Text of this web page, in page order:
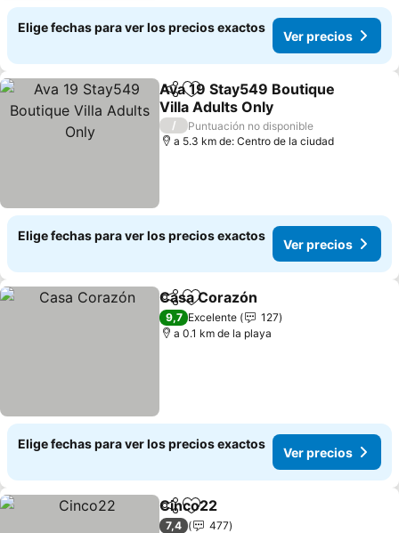
Elige fechas para ver los precios exactos
Ver precios
CompartirAgregar a favoritos
Ava 19 Stay549 Boutique
Villa Adults Only
Ver precios
/
Puntuación no disponible
a 5.3 km de: Centro de la ciudad
Elige fechas para ver los precios exactos
Ver precios
CompartirAgregar a favoritos
Casa Corazón
9,7 Excelente
127
a 0.1 km de la playa
Elige fechas para ver los precios exactos
Ver precios
CompartirAgregar a favoritos
Cinco22
7,4
477